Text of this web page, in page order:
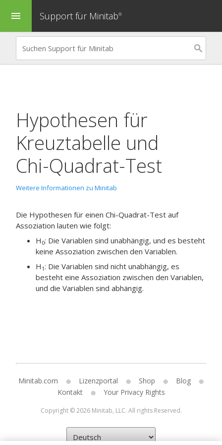
menu Support für Minitab®
Hypothesen für
Kreuztabelle und
Chi-Quadrat-Test
Weitere Informationen zu Minitab
Die Hypothesen für einen Chi-Quadrat-Test auf
Assoziation lauten wie folgt:
H 0: Die Variablen sind unabhängig, und es besteht
keine Assoziation zwischen den Variablen.
H 1: Die Variablen sind nicht unabhängig, es
besteht eine Assoziation zwischen den Variablen,
und die Variablen sind abhängig.
Minitab.com Lizenzportal Shop
Blog
Kontakt
Your Privacy Rights
Copyright © 2026 Minitab, LLC. All rights Reserved.